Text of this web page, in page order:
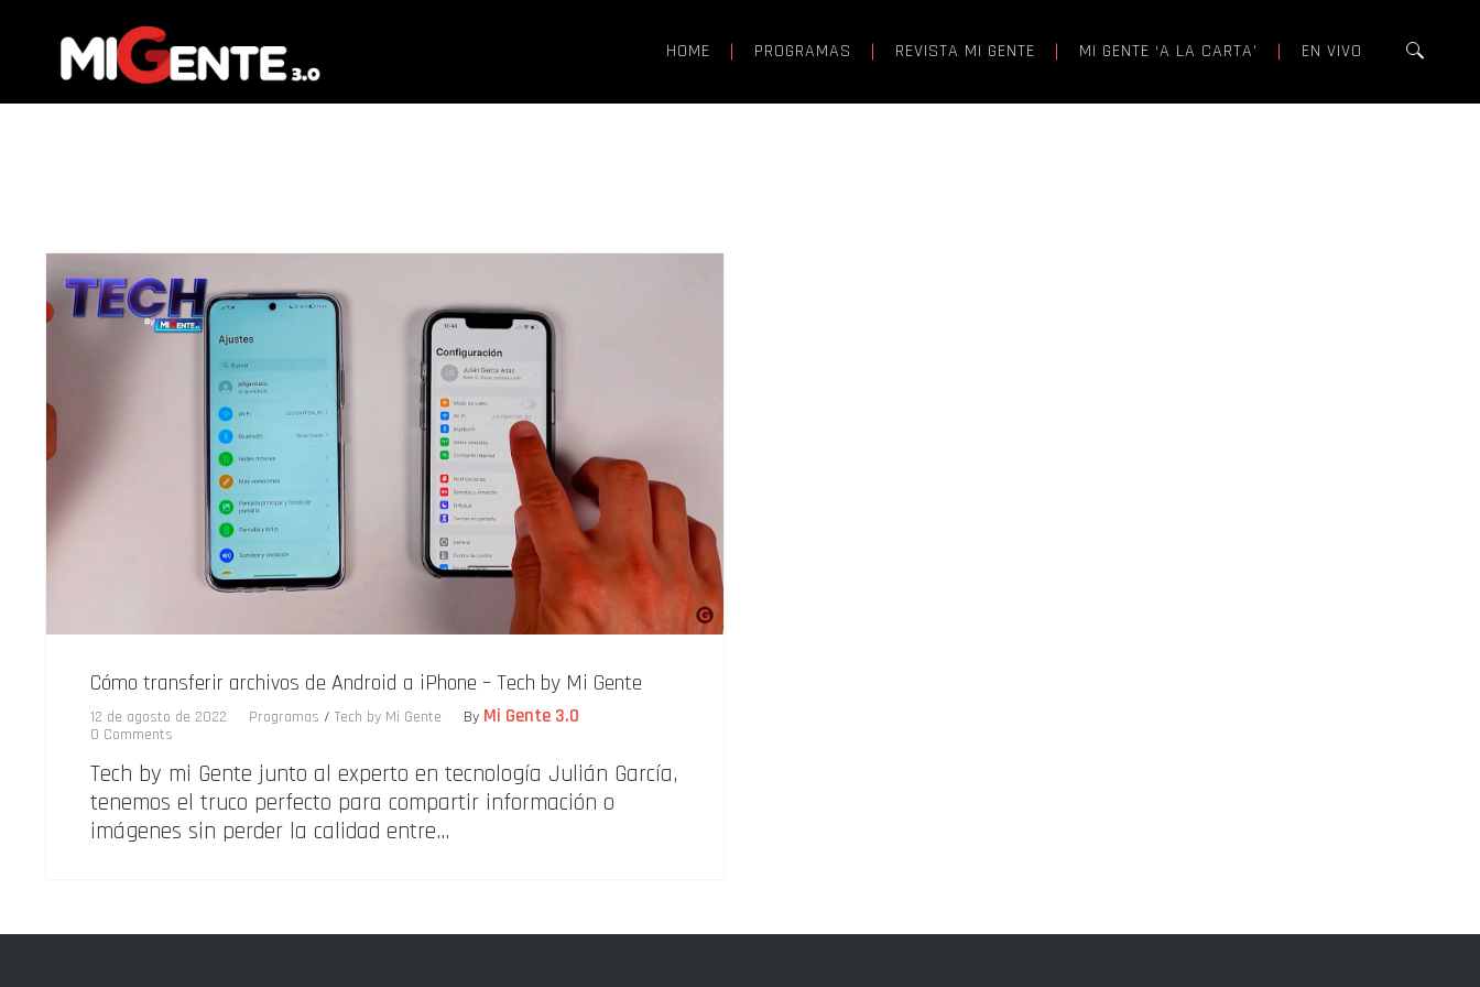
HOME PROGRAMAS REVISTA MI GENTE MI GENTE ‘A LA CARTA’ EN VIVO
Cómo transferir archivos de Android a iPhone – Tech by Mi Gente
12 de agosto de 2022 Programas / Tech by Mi Gente By Mi Gente 3.0
0 Comments
Tech by mi Gente junto al experto en tecnología Julián García,
tenemos el truco perfecto para compartir información o
imágenes sin perder la calidad entre…